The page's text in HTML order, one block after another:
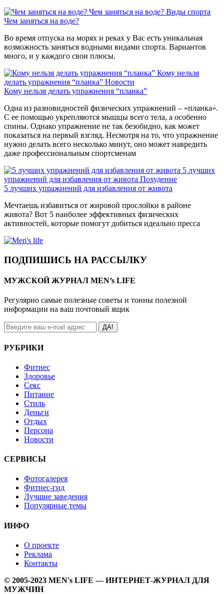
Чем заняться на воде? Виды спорта
Чем заняться на воде?
Во время отпуска на морях и реках у Вас есть уникальная
возможность заняться водными видами спорта. Вариантов
много, и у каждого свои плюсы.
Кому нельзя
делать упражнения “планка” Новости
Кому нельзя делать упражнения “планка”
Одна из разновидностей физических упражнений – «планка».
С ее помощью укрепляются мышцы всего тела, а особенно
спины. Однако упражнение не так безобидно, как может
показаться на первый взгляд. Несмотря на то, что упражнение
нужно делать всего несколько минут, оно может навредить
даже профессиональным спортсменам
5 лучших
упражнений для избавления от живота Похудение
5 лучших упражнений для избавления от живота
Мечтаешь избавиться от жировой прослойки в районе
живота? Вот 5 наиболее эффективных физических
активностей, которые помогут добиться идеально пресса
ПОДПИШИСЬ НА РАССЫЛКУ
МУЖСКОЙ ЖУРНАЛ MEN’s LIFE
Регулярно самые полезные советы и тонны полезной
информации на ваш почтовый ящик
ДА!
РУБРИКИ
Фитнес
Здоровье
Секс
Питание
Стиль
Деньги
Отдых
Персона
Новости
СЕРВИСЫ
Фотогалерея
Фитнес-гид
Лучшие заведения
Популярные темы
ИНФО
О проекте
Реклама
Контакты
© 2005-2023 MEN's LIFE — ИНТЕРНЕТ-ЖУРНАЛ ДЛЯ
МУЖЧИН